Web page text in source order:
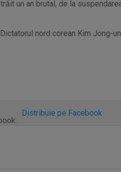
un an brutal, de la
nord corean Kim Jong-
Distribuie pe Facebook